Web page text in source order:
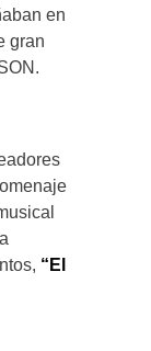
en
gran
“El